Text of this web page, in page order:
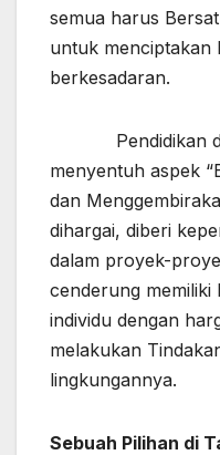
semua harus
untuk menciptakan
berkesadaran.
Pendidikan di
menyentuh aspek
dan
dihargai, diberi
dalam proyek-
cenderung memiliki
individu dengan
melakukan
lingkungannya.
Sebuah Pilihan di